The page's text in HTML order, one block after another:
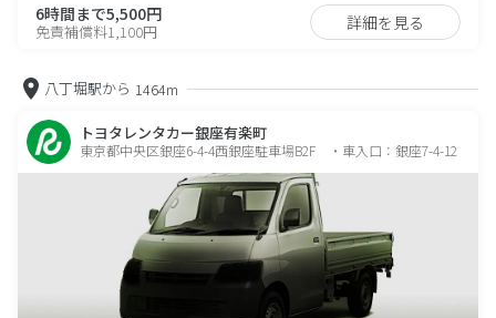
6時間まで5,500円
免責補償料1,100円 詳細を見る
八丁堀駅から 1464m
トヨタレンタカー銀座有楽町
東京都中央区銀座6-4-4西銀座駐車場B2F ・車入口：銀座7-4-12